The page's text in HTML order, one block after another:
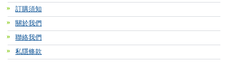
訂購須知
關於我們
聯絡我們
私隱條款